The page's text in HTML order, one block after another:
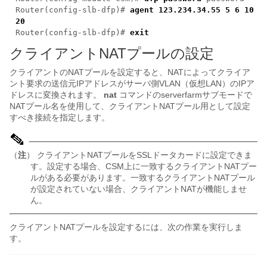
Router(config-slb-dfp)# agent
123.234.34.55 5 6 10
20
Router(config-slb-dfp)# exit
クライアントNATプールの設定
クライアントのNATプールを設定すると、NATによってクライア
ント要求の送信元IPアドレスがサーバ側VLAN（仮想LAN）のIPア
ドレスに変換されます。
nat コマンドのserverfarmサブモードで
NATプール名を使用して、クライアントNATプール用として設定
すべき接続を指定します。
（注） クライアントNATプールをSSLドータカードに設定できま
す。設定する場合、CSM上に一致するクライアントNATプー
ルがある必要があります。一致するクライアントNATプール
が設定されていない場合、クライアントNATが機能しませ
ん。
クライアントNATプールを設定するには、次の作業を実行しま
す。